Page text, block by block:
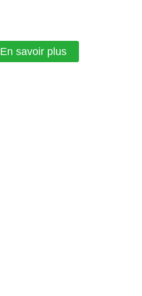
En savoir plus